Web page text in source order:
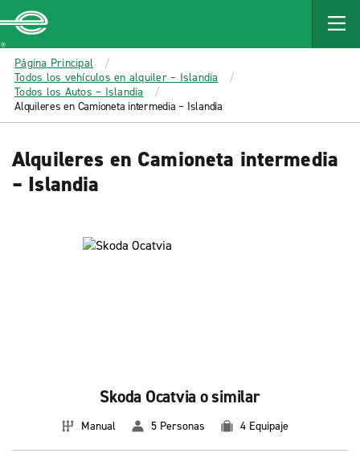
MAIN
CONTENT
Enterprise
Página Principal
Todos los vehículos en alquiler – Islandia
Todos los Autos – Islandia
Alquileres en Camioneta intermedia – Islandia
Alquileres en Camioneta intermedia
– Islandia
Skoda Ocatvia o similar
Manual 5 Personas 4 Equipaje